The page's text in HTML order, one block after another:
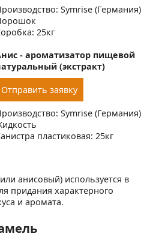
Symrise (Германия)
25кг
- ароматизатор пищевой
(экстракт)
Отправить заявку
Symrise (Германия)
пластиковая: 25кг
анисовый) используется в
придания характерного
и аромата.